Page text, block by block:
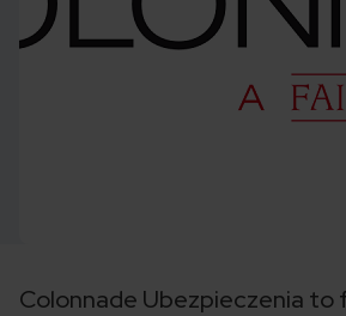
Colonnade Ubezpieczenia to